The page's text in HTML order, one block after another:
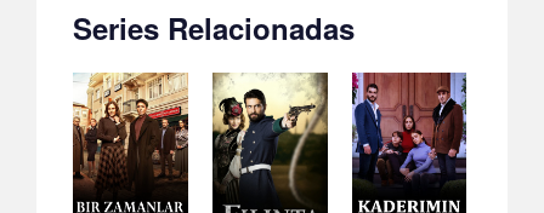
Series Relacionadas